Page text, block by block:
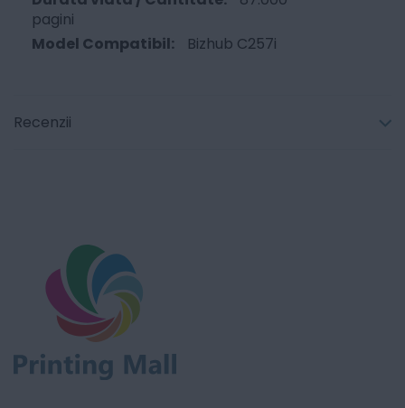
pagini
Bizhub C257i
Recenzii